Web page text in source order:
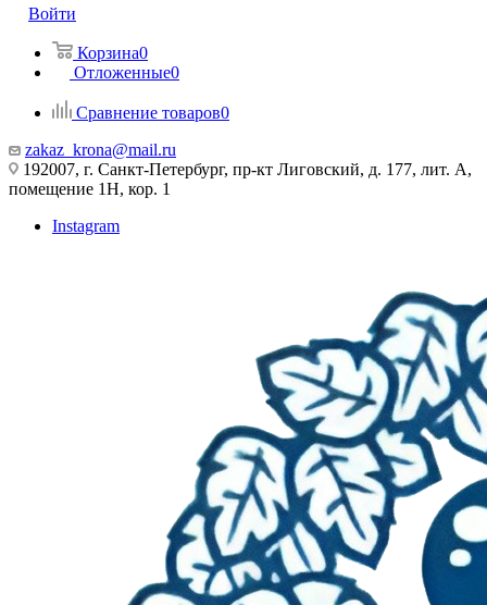
Войти
Корзина0
Отложенные0
Сравнение товаров0
zakaz_krona@mail.ru
192007, г. Санкт-Петербург, пр-кт Лиговский, д. 177, лит. А,
помещение 1Н, кор. 1
Instagram